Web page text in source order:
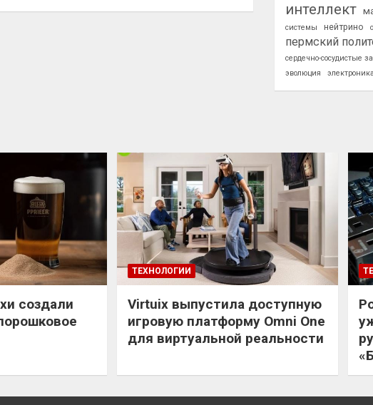
интеллект
системы
нейтрино
пермский
сердечно-сосудистые
эволюция электроника
создали
ТЕХНОЛОГИИ
Virtuix выпустила доступную
игровую платформу Omni One
для виртуальной реальности